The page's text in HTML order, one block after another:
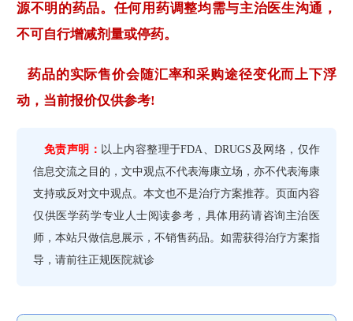
源不明的药品。任何用药调整均需与主治医生沟通，
不可自行增减剂量或停药。
药品的实际售价会随汇率和采购途径变化而上下浮
动，当前报价仅供参考!
免责声明： 以上内容整理于FDA、DRUGS及网络，仅作
信息交流之目的，文中观点不代表海康立场，亦不代表海康
支持或反对文中观点。本文也不是治疗方案推荐。页面内容
仅供医学药学专业人士阅读参考，具体用药请咨询主治医
师，本站只做信息展示，不销售药品。如需获得治疗方案指
导，请前往正规医院就诊